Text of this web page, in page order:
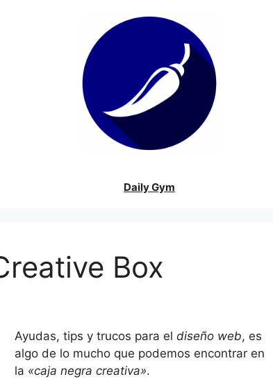
Daily Gym
Box
Ayudas, tips y trucos para el diseño web, es
algo de lo mucho que podemos encontrar en
la «caja negra creativa».